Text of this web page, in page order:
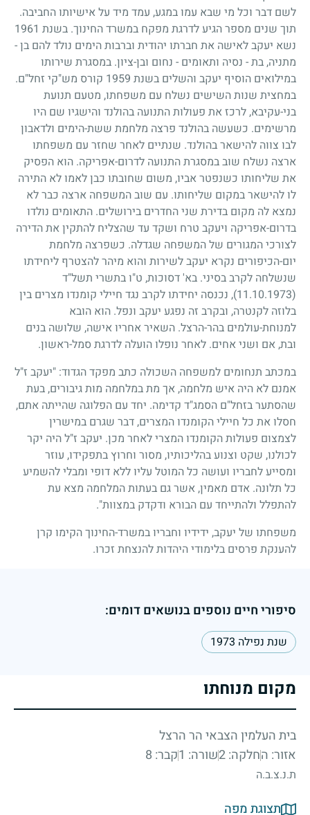
לשם דבר וכל מי שבא עמו במגע, עמד מיד על אישיותו החביבה.
תוך שנים מספר הגיע לדרגת מפקח במשרד החינוך. בשנת 1961
נשא יעקב לאישה את חברתו יהודית וברבות הימים נולד להם בן-
מתניה, בת- נסיה ותאומים - נחום ובן-ציון. במסגרת שירותו
במילואים הוסיף יעקב והשלים בשנת 1959 קורס מש"קי זחל"ם.
במחצית שנות השישים נשלח עם משפחתו, מטעם תנועת
בני-עקיבא, לרכז את פעולות התנועה בהולנד והישגיו שם היו
מרשימים. כשעשה בהולנד פרצה מלחמת ששת-הימים ולדאבון
לבו צווה להישאר בהולנד. שנתיים לאחר שחזר עם משפחתו
ארצה נשלח שוב במסגרת התנועה לדרום-אפריקה. הוא הפסיק
את שליחותו כשנפטר אביו, משום שחובתו כבן לאמו לא התירה
לו להישאר במקום שליחותו. עם שוב המשפחה ארצה כבר לא
נמצא לה מקום בדירת שני החדרים בירושלים. התאומים נולדו
בדרום-אפריקה ויעקב טרח ושקד עד שהצליח להתקין את הדירה
לצורכי המגורים של המשפחה שגדלה. כשפרצה מלחמת
יום-הכיפורים נקרא יעקב לשירות והוא מיהר להצטרף ליחידתו
שנשלחה לקרב בסיני. בא' דסוכות, ט"ו בתשרי תשל"ד
(11.10.1973)
, נכנסה יחידתו לקרב נגד חיילי קומנדו מצרים בין
בלוזה לקנטרה, ובקרב זה נפגע יעקב ונפל. הוא הובא
למנוחת-עולמים בהר-הרצל. השאיר אחריו אישה, שלושה בנים
ובת, אם ושני אחים. לאחר נופלו הועלה לדרגת סמל-ראשון.
במכתב תנחומים למשפחה השכולה כתב מפקד הגדוד: "יעקב ז"ל
אמנם לא היה איש מלחמה, אך מת במלחמה מות גיבורים, בעת
שהסתער בזחל"ם הסמג"ד קדימה. יחד עם הפלוגה שהייתה אתם,
חסלו את כל חיילי הקומנדו המצרים, דבר שגרם במישרין
לצמצום פעולות הקומנדו המצרי לאחר מכן. יעקב ז"ל היה יקר
לכולנו, שקט וצנוע בהליכותיו, מסור וחרוץ בתפקידו, עוזר
ומסייע לחבריו ועושה כל המוטל עליו ללא דופי ומבלי להשמיע
כל תלונה. אדם מאמין, אשר גם בעתות המלחמה מצא עת
להתפלל ולהתייחד עם הבורא ודקדק במצוות".
משפחתו של יעקב, ידידיו וחבריו במשרד-החינוך הקימו קרן
להענקת פרסים בלימודי היהדות להנצחת זכרו.
סיפורי חיים נוספים בנושאים דומים:
שנת נפילה 1973
מקום מנוחתו
בית העלמין הצבאי הר הרצל
אזור: החלקה: 2 שורה: 1 קבר: 8
ת.נ.צ.ב.ה
תצוגת מפה